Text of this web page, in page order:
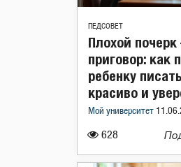
ПЕДСОВЕТ
628
Плохой
приговор: как
ребенку писать
красиво и
Мой университет